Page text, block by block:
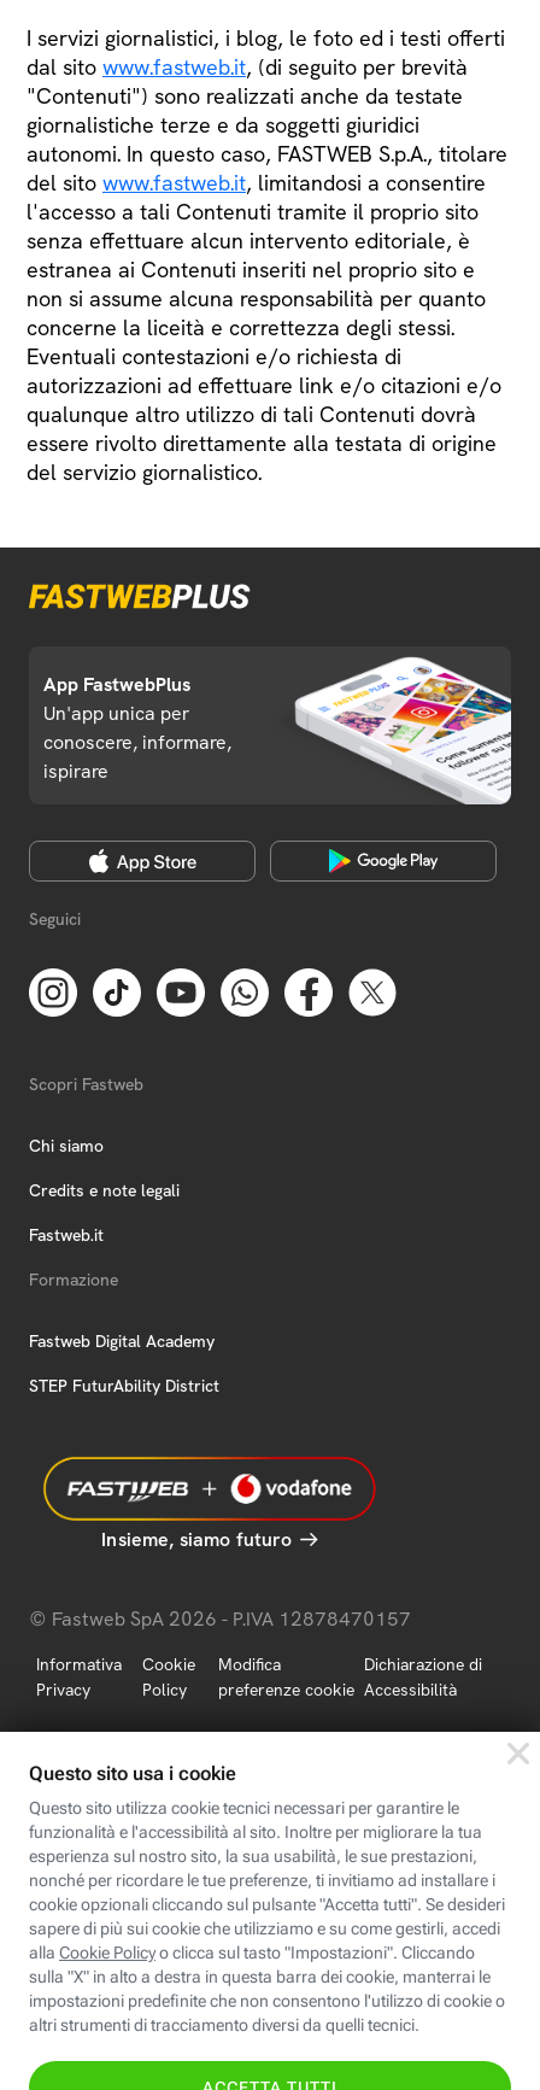
I servizi giornalistici, i blog, le foto ed i testi offerti
dal sito www.fastweb.it, (di seguito per brevità
"Contenuti") sono realizzati anche da testate
giornalistiche terze e da soggetti giuridici
autonomi. In questo caso, FASTWEB S.p.A., titolare
del sito www.fastweb.it, limitandosi a consentire
l'accesso a tali Contenuti tramite il proprio sito
senza effettuare alcun intervento editoriale, è
estranea ai Contenuti inseriti nel proprio sito e
non si assume alcuna responsabilità per quanto
concerne la liceità e correttezza degli stessi.
Eventuali contestazioni e/o richiesta di
autorizzazioni ad effettuare link e/o citazioni e/o
qualunque altro utilizzo di tali Contenuti dovrà
essere rivolto direttamente alla testata di origine
del servizio giornalistico.
App FastwebPlus
Un'app unica per
conoscere, informare,
ispirare
Seguici
Scopri Fastweb
Chi siamo
Credits e note legali
Fastweb.it
Formazione
Fastweb Digital Academy
STEP FuturAbility District
Insieme, siamo futuro
© Fastweb SpA 2026 - P.IVA 12878470157
Informativa
Privacy
Cookie
Policy
Modifica
preferenze cookie
Dichiarazione di
Accessibilità